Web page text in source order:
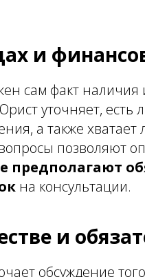
и
сам факт наличия
уточняет, есть
а также хватает
позволяют
предполагают
на консультации.
и
обсуждение